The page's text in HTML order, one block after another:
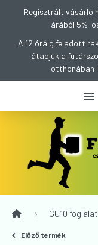
Regisztrált
árából 5%-
A 12 óráig feladott
átadjuk a
otthonában
GU10 foglalat
Előző termék